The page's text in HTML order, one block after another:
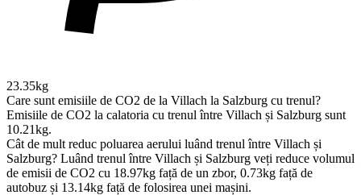
23.35kg
Care sunt emisiile de CO2 de la Villach la Salzburg cu trenul?
Emisiile de CO2 la calatoria cu trenul între Villach și Salzburg sunt
10.21kg.
Cât de mult reduc poluarea aerului luând trenul între Villach și
Salzburg? Luând trenul între Villach și Salzburg veți reduce volumul
de emisii de CO2 cu 18.97kg față de un zbor, 0.73kg față de
autobuz și 13.14kg față de folosirea unei mașini.